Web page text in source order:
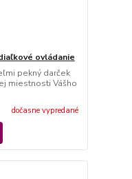
ovládanie
pekný darček
miestnosti Vášho
dočasne vypredané